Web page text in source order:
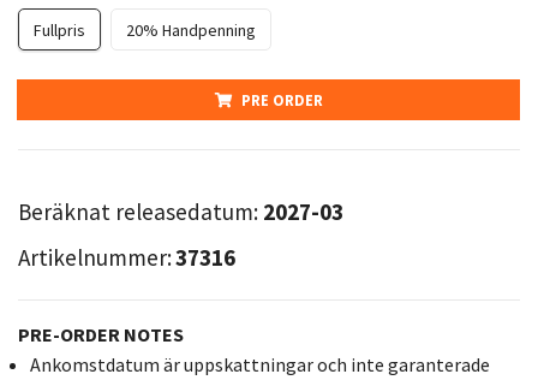
Fullpris 20% Handpenning
PRE ORDER
Beräknat releasedatum: 2027-03
Artikelnummer:37316
PRE-ORDER NOTES
Ankomstdatum är uppskattningar och inte garanterade